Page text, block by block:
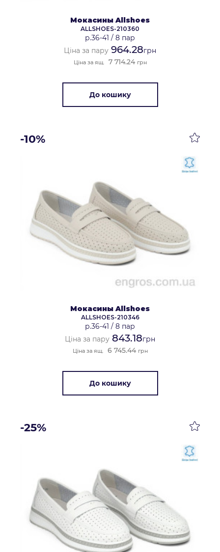
Мокасины Allshoes
ALLSHOES-210360
р.36-41 / 8 пар
Ціна за пару 964.28грн
Ціна за ящ. 7 714.24 грн
До кошику
-10%
Мокасины Allshoes
ALLSHOES-210346
р.36-41 / 8 пар
Ціна за пару 843.18грн
Ціна за ящ. 6 745.44 грн
До кошику
-25%